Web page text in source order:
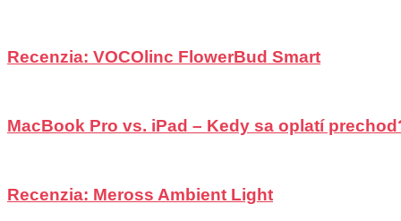
Recenzia: VOCOlinc FlowerBud Smart
MacBook Pro vs. iPad – Kedy sa oplatí
Recenzia: Meross Ambient Light